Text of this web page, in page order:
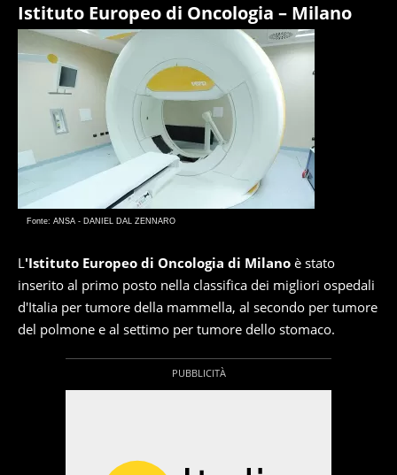
Istituto Europeo di Oncologia – Milano
Fonte: ANSA - DANIEL DAL ZENNARO
L'Istituto Europeo di Oncologia di Milano è stato
inserito al primo posto nella classifica dei migliori ospedali
d'Italia per tumore della mammella, al secondo per tumore
del polmone e al settimo per tumore dello stomaco.